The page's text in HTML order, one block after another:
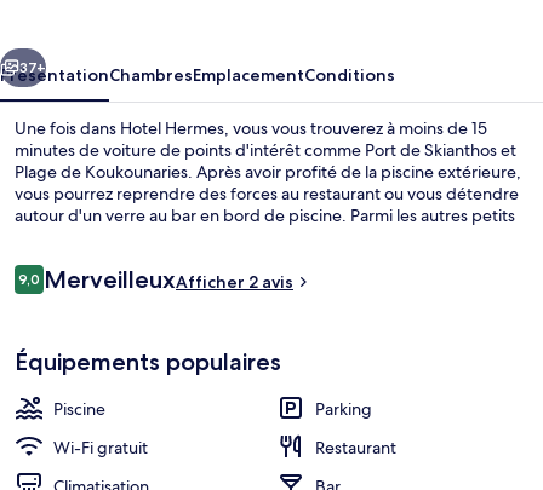
Suivant
37+
PrésentationChambresEmplacementConditions
Une fois dans Hotel Hermes, vous vous trouverez à moins de 15
minutes de voiture de points d'intérêt comme Port de Skianthos et
Plage de Koukounaries. Après avoir profité de la piscine extérieure,
vous pourrez reprendre des forces au restaurant ou vous détendre
autour d'un verre au bar en bord de piscine. Parmi les autres petits
Avis
voyageurs
9,09,0 sur 10
MerveilleuxAfficher 2 avis
Équipements populaires
Piscine
Parking
Wi-Fi gratuit
Restaurant